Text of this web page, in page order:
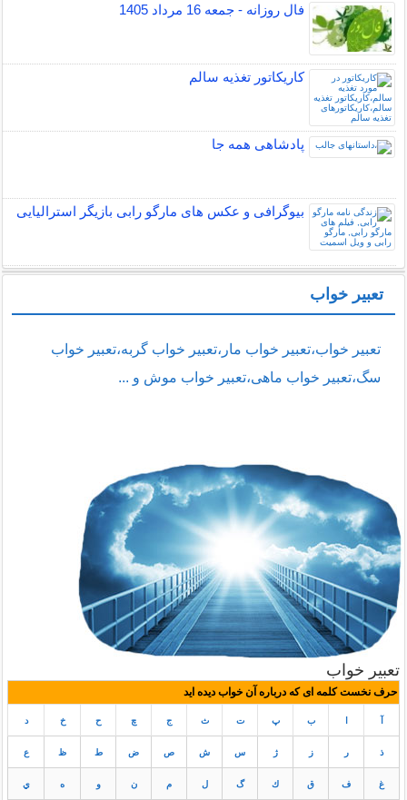
فال روزانه - جمعه 16 مرداد 1405
کاریکاتور تغذیه سالم
پادشاهی همه جا
بیوگرافی و عکس های مارگو رابی بازیگر استرالیایی
تعبیر خواب
تعبیر خواب،تعبیر خواب مار،تعبیر خواب گربه،تعبیر خواب
سگ،تعبیر خواب ماهی،تعبیر خواب موش و ...
تعبیر خواب
حرف نخست کلمه ای که درباره آن خواب دیده اید
ب پ ت ث ج چ ح خ د
ذ ر ز ژ س ش ص ض ط ظ ع
غ ف ق ك گ ل م ن و ه ي